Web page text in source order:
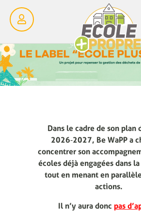
Dans le cadre de son plan
2026‑2027, Be WaPP a
concentrer son
écoles déjà engagées dans
tout en menant en
actions.
Il n’y aura donc pas